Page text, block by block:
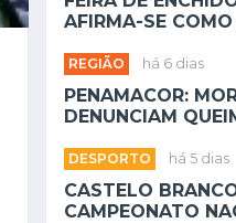
AFIRMA-SE COMO
REGIÃO há 6 dias
PENAMACOR:
DENUNCIAM
DESPORTO há 5 dias
CASTELO
CAMPEONATO